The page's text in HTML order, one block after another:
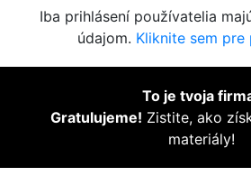
Iba prihlásení používatelia
údajom. Kliknite sem pre
To je tvoja
Gratulujeme! Zistite, ako
materiály!